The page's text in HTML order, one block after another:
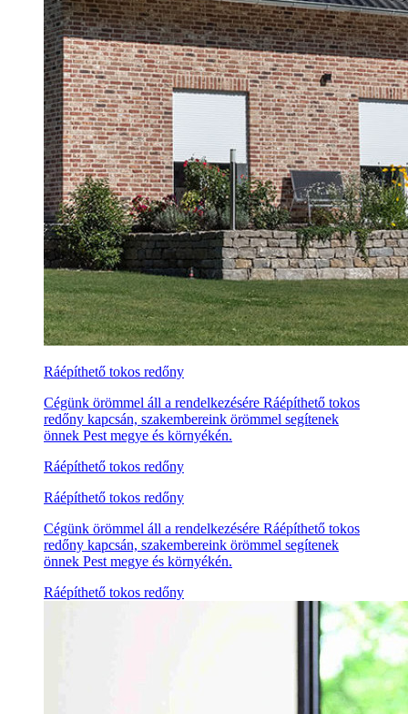
Ráépíthető tokos redőny
Cégünk örömmel áll a rendelkezésére Ráépíthető tokos
redőny kapcsán, szakembereink örömmel segítenek
önnek Pest megye és környékén.
Ráépíthető tokos redőny
Ráépíthető tokos redőny
Cégünk örömmel áll a rendelkezésére Ráépíthető tokos
redőny kapcsán, szakembereink örömmel segítenek
önnek Pest megye és környékén.
Ráépíthető tokos redőny